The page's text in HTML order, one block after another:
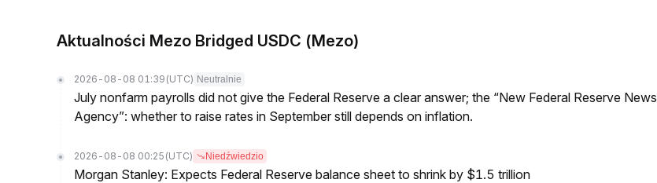
Aktualności Mezo Bridged USDC (Mezo)
2026-08-08 01:39 (UTC) Neutralnie
July nonfarm payrolls did not give the Federal Reserve a clear answer; the “New Federal Reserve News
Agency”: whether to raise rates in September still depends on inflation.
2026-08-08 00:25 (UTC) Niedźwiedzio
Morgan Stanley: Expects Federal Reserve balance sheet to shrink by $1.5 trillion